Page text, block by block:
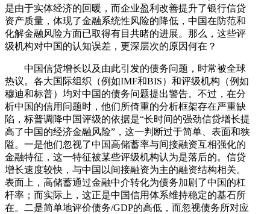
是由于实体经济的回暖，而企业盈利改善提升了银行信贷
资产质量，体现了金融系统性风险的降低，中国在防范和
化解金融风险方面已取得有目共睹的进展。那么，这些评
级机构对中国的认知误差，更深层次的原因何在？
中国信贷增长以及由此引发的债务问题，时常被全球
热议。各大国际组织（例如IMF和BIS）和评级机构（例如
穆迪和标普）均对中国的债务问题提出警告。不过，在分
析中国的信用问题时，他们所倚重的分析框架存在严重缺
陷，标普调降中国评级的依据是“长时间的强劲信贷增长提
高了中国的经济金融风险”，这一判断过于简单、表面和狭
隘。一是他们忽视了中国高储蓄率与间接融资互相强化的
金融特征，这一特征被某些评级机构认为是落后的。信贷
增长速度较快，与中国以间接融资为主的融资结构相关。
表面上，高储蓄通过金融中介转化为债务加剧了中国的杠
杆率；而实际上，这正是中国信用体系维持稳定的基石所
在。二是简单地评价债务/GDP的高低，而忽视债务所对应